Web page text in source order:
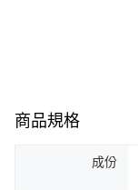
商品規格
成份